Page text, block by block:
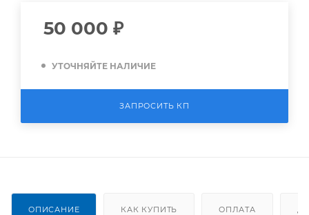
50 000 ₽
УТОЧНЯЙТЕ НАЛИЧИЕ
ЗАПРОСИТЬ КП
ОПИСАНИЕ КАК КУПИТЬ ОПЛАТА